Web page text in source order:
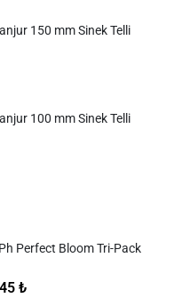
150 mm Sinek Telli
100 mm Sinek Telli
Perfect Bloom Tri-Pack
₺